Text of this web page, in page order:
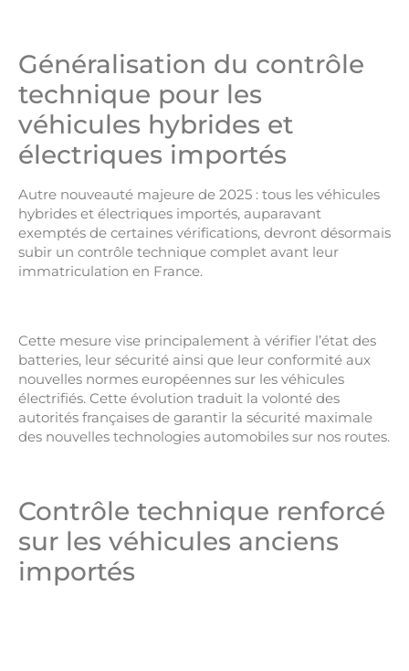
Généralisation du contrôle
technique pour les
véhicules hybrides et
électriques importés
Autre nouveauté majeure de 2025 : tous les véhicules
hybrides et électriques importés, auparavant
exemptés de certaines vérifications, devront désormais
subir un contrôle technique complet avant leur
immatriculation en France.
Cette mesure vise principalement à vérifier l’état des
batteries, leur sécurité ainsi que leur conformité aux
nouvelles normes européennes sur les véhicules
électrifiés. Cette évolution traduit la volonté des
autorités françaises de garantir la sécurité maximale
des nouvelles technologies automobiles sur nos routes.
Contrôle technique renforcé
sur les véhicules anciens
importés